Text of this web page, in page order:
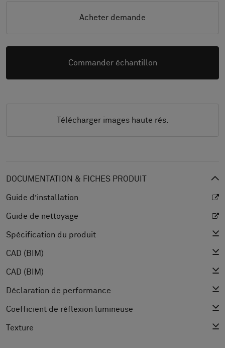
Acheter demande
Commander échantillon
Télécharger images haute rés.
DOCUMENTATION & FICHES PRODUIT
Guide d’installation
Guide de nettoyage
Spécification du produit
CAD (BIM)
CAD (BIM)
Déclaration de performance
Coefficient de réflexion lumineuse
Texture